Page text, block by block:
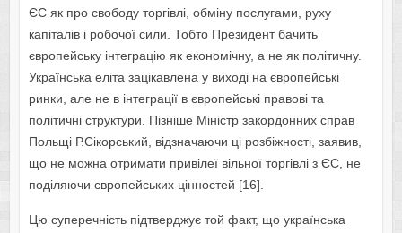
ЄС як про свободу торгівлі, обміну послугами, руху
капіталів і робочої сили. Тобто Президент бачить
європейську інтеграцію як економічну, а не як політичну.
Українська еліта зацікавлена у виході на європейські
ринки, але не в інтеграції в європейські правові та
політичні структури. Пізніше Міністр закордонних справ
Польщі Р.Сікорський, відзначаючи ці розбіжності, заявив,
що не можна отримати привілеї вільної торгівлі з ЄС, не
поділяючи європейських цінностей [16].
Цю суперечність підтверджує той факт, що українська